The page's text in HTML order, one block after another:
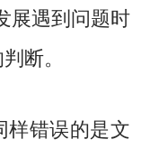
展遇到问题时
断。
错误的是文